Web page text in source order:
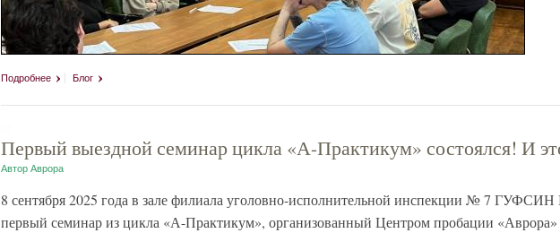
Подробнее Блог
Первый выездной семинар цикла «А-Практикум» состоялся! И
Автор Аврора
8 сентября 2025 года в зале филиала уголовно-исполнительной инспекции № 7
первый семинар из цикла «А-Практикум», организованный Центром пробации